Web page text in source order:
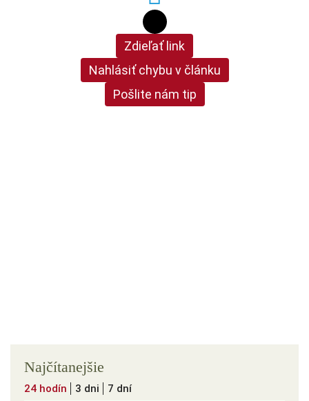
Zdieľať link
Nahlásiť chybu v článku
Pošlite nám tip
Najčítanejšie
24 hodín 3 dni 7 dní